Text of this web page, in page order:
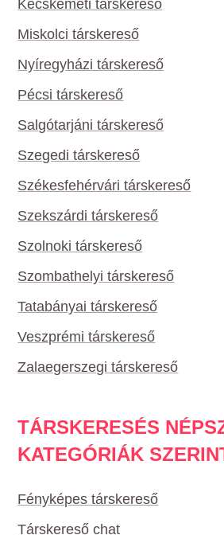
Kecskeméti társkereső
Miskolci társkereső
Nyíregyházi társkereső
Pécsi társkereső
Salgótarjáni társkereső
Szegedi társkereső
Székesfehérvári társkereső
Szekszárdi társkereső
Szolnoki társkereső
Szombathelyi társkereső
Tatabányai társkereső
Veszprémi társkereső
Zalaegerszegi társkereső
TÁRSKERESÉS
KATEGÓRIÁK
Fényképes társkereső
Társkereső chat